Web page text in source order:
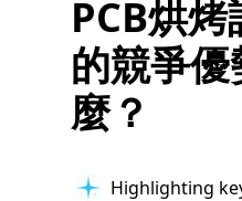
PCB烘
的競爭
麼？
Highlighting